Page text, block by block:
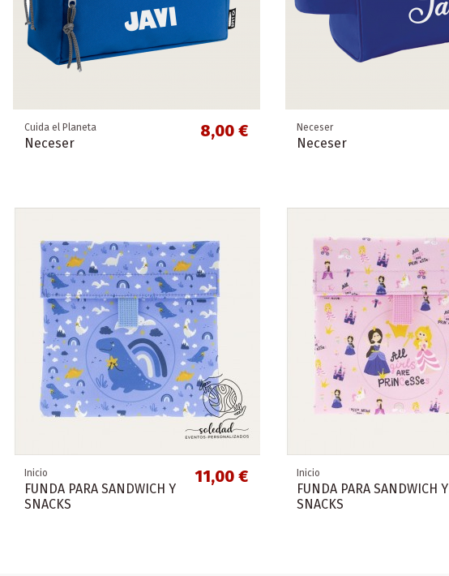
Cuida el Planeta
Neceser
8,00 € Neceser
Neceser
Inicio
FUNDA PARA SANDWICH Y
SNACKS
11,00 € Inicio
FUNDA PARA SANDWICH Y
SNACKS